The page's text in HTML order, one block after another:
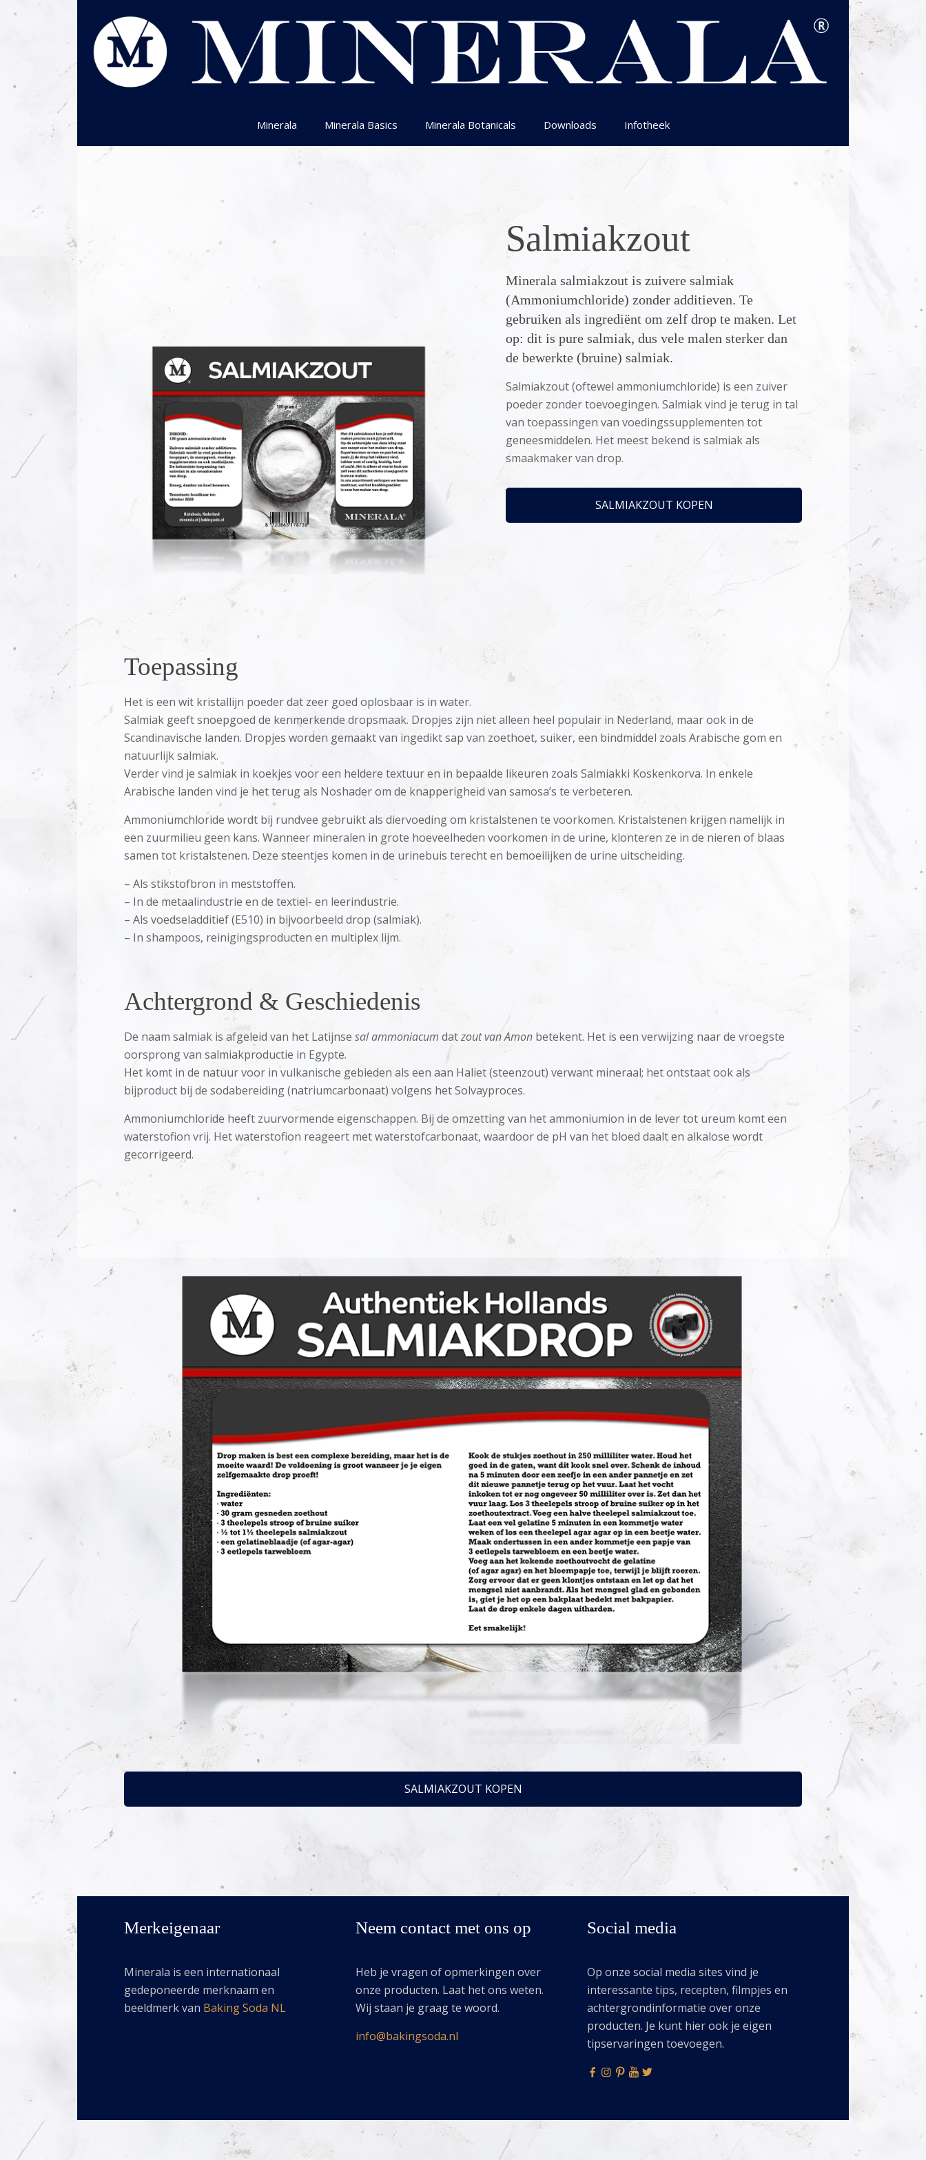
Minerala Minerala Basics Minerala Botanicals Downloads Infotheek
Salmiakzout
Minerala salmiakzout is zuivere salmiak
(Ammoniumchloride) zonder additieven. Te
gebruiken als ingrediënt om zelf drop te maken. Let
op: dit is pure salmiak, dus vele malen sterker dan
de bewerkte (bruine) salmiak.
Salmiakzout (oftewel ammoniumchloride) is een zuiver
poeder zonder toevoegingen. Salmiak vind je terug in tal
van toepassingen van voedingssupplementen tot
geneesmiddelen. Het meest bekend is salmiak als
smaakmaker van drop.
SALMIAKZOUT KOPEN
Toepassing
Het is een wit kristallijn poeder dat zeer goed oplosbaar is in water.
Salmiak geeft snoepgoed de kenmerkende dropsmaak. Dropjes zijn niet alleen heel populair in Nederland, maar ook in de
Scandinavische landen. Dropjes worden gemaakt van ingedikt sap van zoethoet, suiker, een bindmiddel zoals Arabische gom en
natuurlijk salmiak.
Verder vind je salmiak in koekjes voor een heldere textuur en in bepaalde likeuren zoals Salmiakki Koskenkorva. In enkele
Arabische landen vind je het terug als Noshader om de knapperigheid van samosa’s te verbeteren.
Ammoniumchloride wordt bij rundvee gebruikt als diervoeding om kristalstenen te voorkomen. Kristalstenen krijgen namelijk in
een zuurmilieu geen kans. Wanneer mineralen in grote hoeveelheden voorkomen in de urine, klonteren ze in de nieren of blaas
samen tot kristalstenen. Deze steentjes komen in de urinebuis terecht en bemoeilijken de urine uitscheiding.
– Als stikstofbron in meststoffen.
– In de metaalindustrie en de textiel- en leerindustrie.
– Als voedseladditief (E510) in bijvoorbeeld drop (salmiak).
– In shampoos, reinigingsproducten en multiplex lijm.
Achtergrond & Geschiedenis
De naam salmiak is afgeleid van het Latijnse sal ammoniacum datzout van Amon betekent. Het is een verwijzing naar de vroegste
oorsprong van salmiakproductie in Egypte.
Het komt in de natuur voor in vulkanische gebieden als een aan Haliet (steenzout) verwant mineraal; het ontstaat ook als
bijproduct bij de sodabereiding (natriumcarbonaat) volgens het Solvayproces.
Ammoniumchloride heeft zuurvormende eigenschappen. Bij de omzetting van het ammoniumion in de lever tot ureum komt een
waterstofion vrij. Het waterstofion reageert met waterstofcarbonaat, waardoor de pH van het bloed daalt en alkalose wordt
gecorrigeerd.
SALMIAKZOUT KOPEN
Merkeigenaar
Minerala is een internationaal
gedeponeerde merknaam en
beeldmerk van Baking Soda NL
Neem contact met ons op
Heb je vragen of opmerkingen over
onze producten. Laat het ons weten.
Wij staan je graag te woord.
info@bakingsoda.nl
Social media
Op onze social media sites vind je
interessante tips, recepten, filmpjes en
achtergrondinformatie over onze
producten. Je kunt hier ook je eigen
tipservaringen toevoegen.